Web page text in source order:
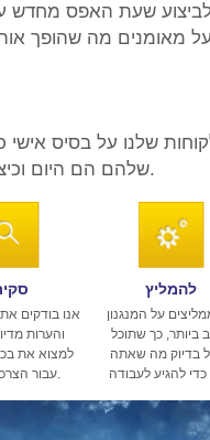
שלנו על בסיס אישי
שלהם הם היום וכיצד הם יכולים לתכנן את העתיד.
אנו בודקים
והערות
למצוא את
עבור הצרכים שלכם.
להמליץ
על המנגנון
ביותר, כך שתוכל
בדיוק מה שאתה
כדי להגיע לעבודה